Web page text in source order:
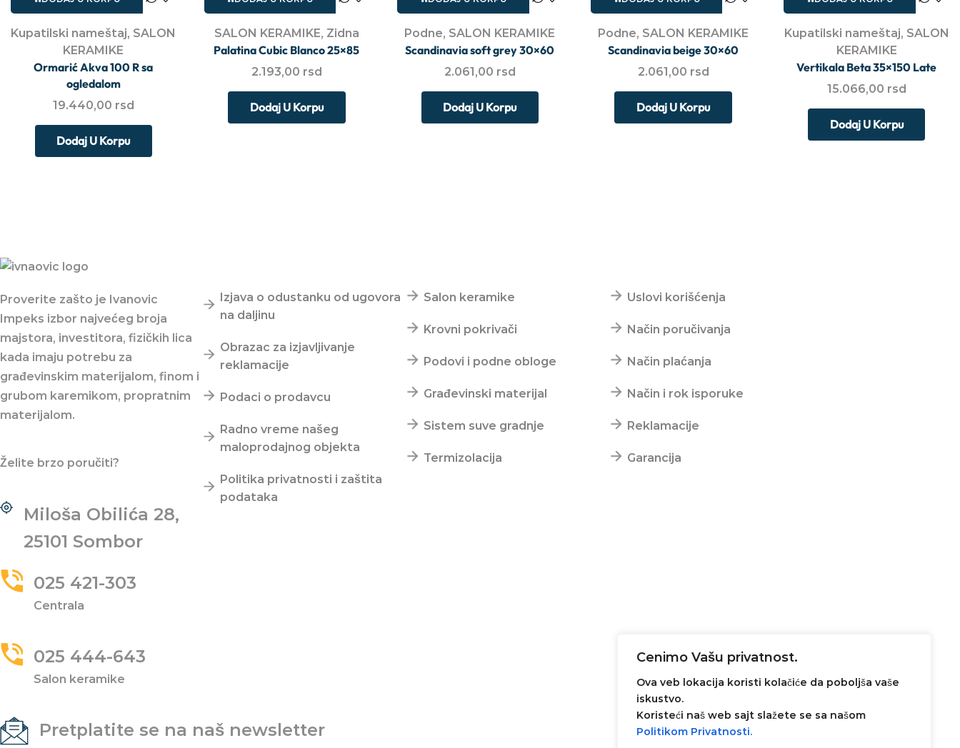
Cenimo Vašu privatnost.
Ova veb lokacija koristi kolačiće da poboljša vaše
iskustvo.
Koristeći naš web sajt slažete se sa našom
Politikom Privatnosti.
Kupatilski nameštaj, SALON
KERAMIKE
Ormarić Akva 100 R sa
ogledalom
19.440,00 rsd
Dodaj U Korpu
SALON KERAMIKE, Zidna
Palatina Cubic Blanco 25×85
2.193,00 rsd
Dodaj U Korpu
Podne, SALON KERAMIKE
Scandinavia soft grey 30×60
2.061,00 rsd
Dodaj U Korpu
Podne, SALON KERAMIKE
Scandinavia beige 30×60
2.061,00 rsd
Dodaj U Korpu
Kupatilski nameštaj, SALON
KERAMIKE
Vertikala Beta 35×150 Late
15.066,00 rsd
Dodaj U Korpu
Proverite zašto je Ivanovic
Impeks izbor najvećeg broja
majstora, investitora, fizičkih lica
kada imaju potrebu za
građevinskim materijalom, finom i
grubom karemikom, propratnim
materijalom.
Želite brzo poručiti?
Miloša Obilića 28,
25101 Sombor
025 421-303
Centrala
025 444-643
Salon keramike
Izjava o odustanku od ugovora
na daljinu
Obrazac za izjavljivanje
reklamacije
Podaci o prodavcu
Radno vreme našeg
maloprodajnog objekta
Politika privatnosti i zaštita
podataka
Salon keramike
Krovni pokrivači
Podovi i podne obloge
Građevinski materijal
Sistem suve gradnje
Termizolacija
Uslovi korišćenja
Način poručivanja
Način plaćanja
Način i rok isporuke
Reklamacije
Garancija
Pretplatite se na naš newsletter